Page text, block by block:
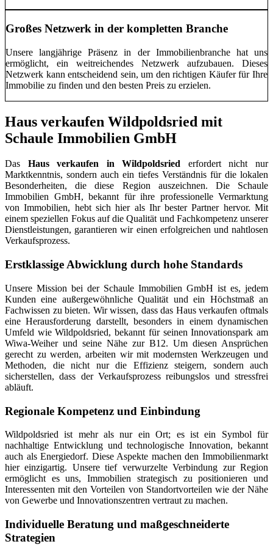
Großes Netzwerk in der kompletten Branche
Unsere langjährige Präsenz in der Immobilienbranche hat uns
ermöglicht, ein weitreichendes Netzwerk aufzubauen. Dieses
Netzwerk kann entscheidend sein, um den richtigen Käufer für Ihre
Immobilie zu finden und den besten Preis zu erzielen.
Haus verkaufen Wildpoldsried mit
Schaule Immobilien GmbH
Das Haus verkaufen in Wildpoldsried erfordert nicht nur
Marktkenntnis, sondern auch ein tiefes Verständnis für die lokalen
Besonderheiten, die diese Region auszeichnen. Die Schaule
Immobilien GmbH, bekannt für ihre professionelle Vermarktung
von Immobilien, hebt sich hier als Ihr bester Partner hervor. Mit
einem speziellen Fokus auf die Qualität und Fachkompetenz unserer
Dienstleistungen, garantieren wir einen erfolgreichen und nahtlosen
Verkaufsprozess.
Erstklassige Abwicklung durch hohe Standards
Unsere Mission bei der Schaule Immobilien GmbH ist es, jedem
Kunden eine außergewöhnliche Qualität und ein Höchstmaß an
Fachwissen zu bieten. Wir wissen, dass das Haus verkaufen oftmals
eine Herausforderung darstellt, besonders in einem dynamischen
Umfeld wie Wildpoldsried, bekannt für seinen Innovationspark am
Wiwa-Weiher und seine Nähe zur B12. Um diesen Ansprüchen
gerecht zu werden, arbeiten wir mit modernsten Werkzeugen und
Methoden, die nicht nur die Effizienz steigern, sondern auch
sicherstellen, dass der Verkaufsprozess reibungslos und stressfrei
abläuft.
Regionale Kompetenz und Einbindung
Wildpoldsried ist mehr als nur ein Ort; es ist ein Symbol für
nachhaltige Entwicklung und technologische Innovation, bekannt
auch als Energiedorf. Diese Aspekte machen den Immobilienmarkt
hier einzigartig. Unsere tief verwurzelte Verbindung zur Region
ermöglicht es uns, Immobilien strategisch zu positionieren und
Interessenten mit den Vorteilen von Standortvorteilen wie der Nähe
von Gewerbe und Innovationszentren vertraut zu machen.
Individuelle Beratung und maßgeschneiderte
Strategien